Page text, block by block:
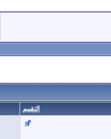
اسم
كلمة